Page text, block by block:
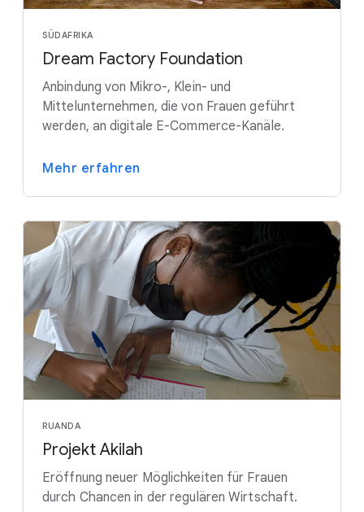
SÜDAFRIKA
Dream Factory Foundation
Anbindung von Mikro-, Klein- und
Mittelunternehmen, die von Frauen geführt
werden, an digitale E-Commerce-Kanäle.
Mehr erfahren
RUANDA
Projekt Akilah
Eröffnung neuer Möglichkeiten für Frauen
durch Chancen in der regulären Wirtschaft.